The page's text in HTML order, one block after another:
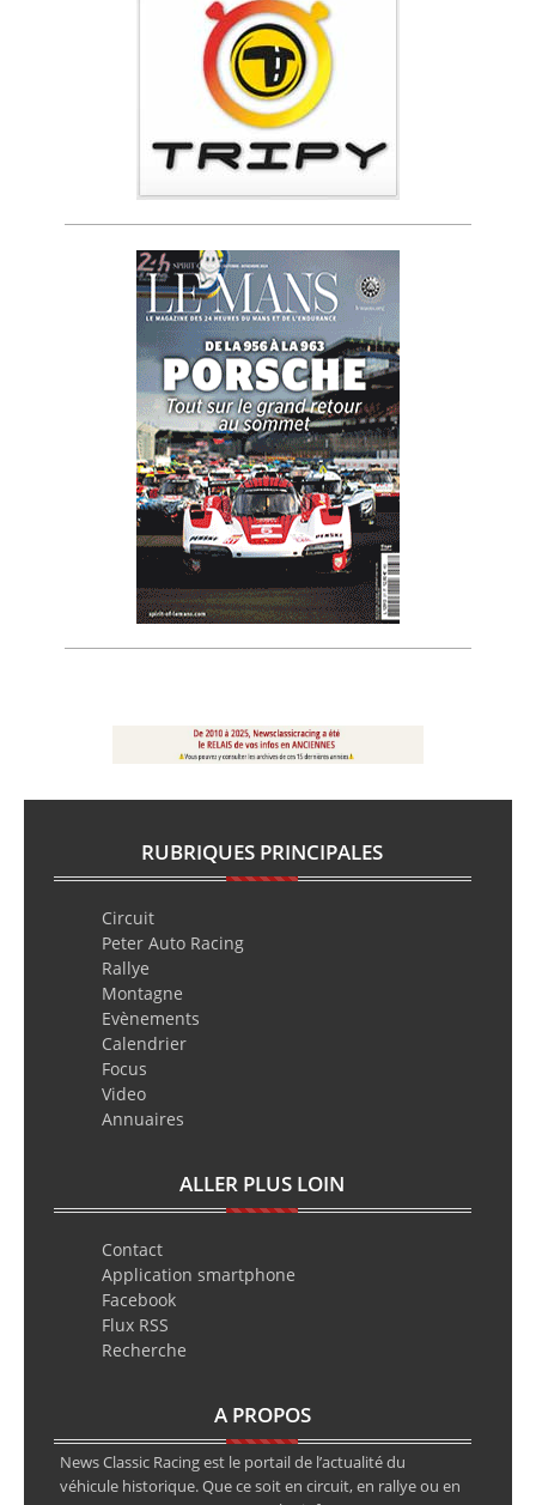
RUBRIQUES PRINCIPALES
Circuit
Peter Auto Racing
Rallye
Montagne
Evènements
Calendrier
Focus
Video
Annuaires
ALLER PLUS LOIN
Contact
Application smartphone
Facebook
Flux RSS
Recherche
A PROPOS
News Classic Racing est le portail de l’actualité du
véhicule historique. Que ce soit en circuit, en rallye ou en